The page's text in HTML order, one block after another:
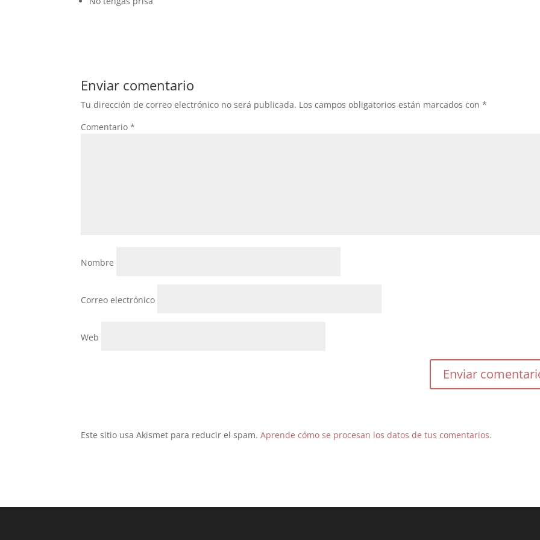
Enviar comentario
Tu dirección de correo electrónico no será publicada. Los campos obligatorios están marcados con*
Comentario*
Nombre
Correo electrónico
Web
Este sitio usa Akismet para reducir el spam.Aprende cómo se procesan los datos de tus comentarios.